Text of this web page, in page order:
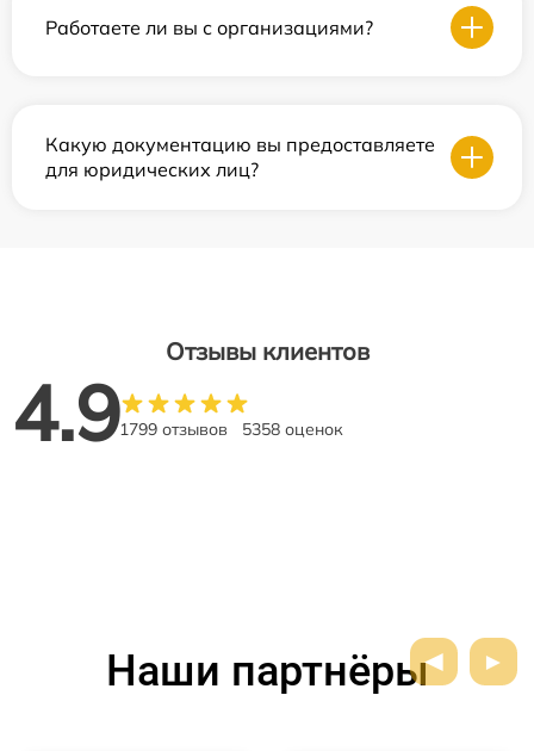
Работаете ли вы с организациями?
Какую документацию вы предоставляете
для юридических лиц?
Отзывы клиентов
4.91799 отзывов 5358 оценок
Наши партнёры